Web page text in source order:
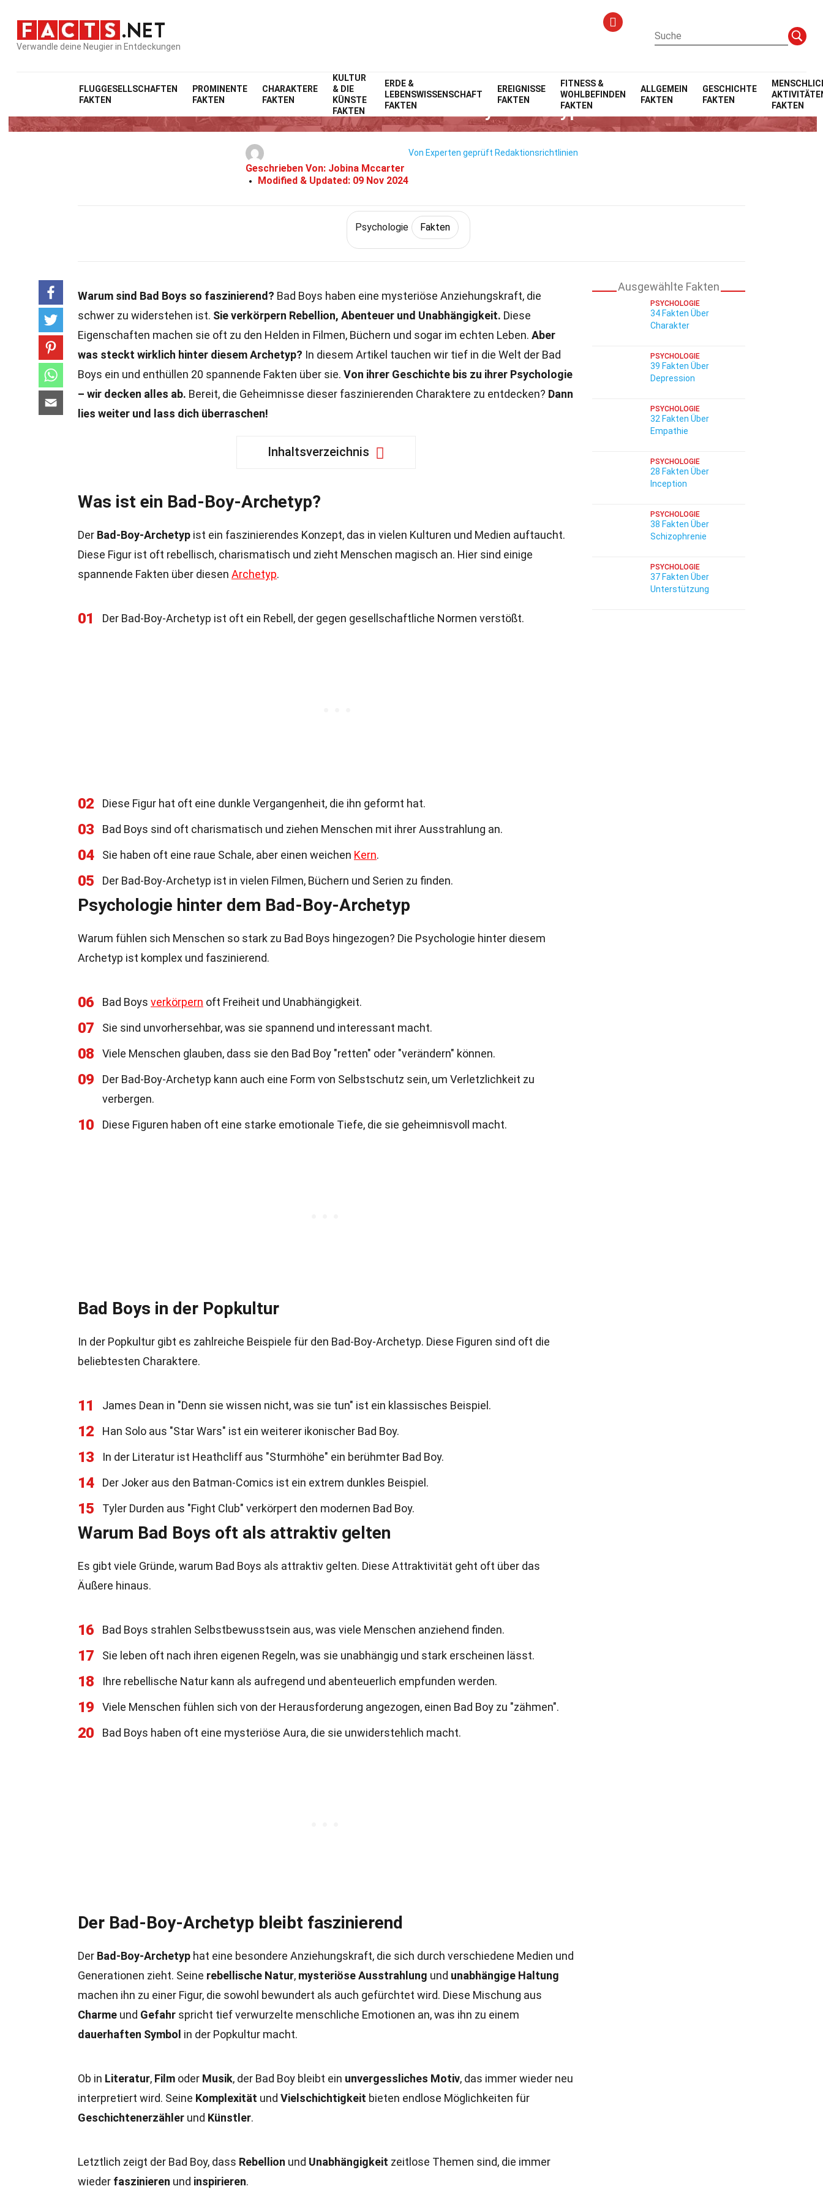
Verwandle deine Neugier in Entdeckungen
FLUGGESELLSCHAFTEN
FAKTEN
PROMINENTE
FAKTEN
CHARAKTERE
FAKTEN
KULTUR
& DIE
KÜNSTE
FAKTEN
ERDE &
LEBENSWISSENSCHAFT
FAKTEN
EREIGNISSE
FAKTEN
FITNESS &
WOHLBEFINDEN
FAKTEN
ALLGEMEIN
FAKTEN
GESCHICHTE
FAKTEN
FAKTEN
Home Fitness & Wohlbefinden PsychologieFakten
20 Fakten Über Den Bad-Boy-Archetyp
Geschrieben Von: Jobina Mccarter
Modified & Updated: 09 Nov 2024
Von Experten geprüft Redaktionsrichtlinien
Psychologie Fakten
Warum sind Bad Boys so faszinierend? Bad Boys haben eine mysteriöse Anziehungskraft, die
schwer zu widerstehen ist. Sie verkörpern Rebellion, Abenteuer und Unabhängigkeit. Diese
Eigenschaften machen sie oft zu den Helden in Filmen, Büchern und sogar im echten Leben. Aber
was steckt wirklich hinter diesem Archetyp? In diesem Artikel tauchen wir tief in die Welt der Bad
Boys ein und enthüllen 20 spannende Fakten über sie. Von ihrer Geschichte bis zu ihrer Psychologie
– wir decken alles ab. Bereit, die Geheimnisse dieser faszinierenden Charaktere zu entdecken? Dann
lies weiter und lass dich überraschen!
Inhaltsverzeichnis
Was ist ein Bad-Boy-Archetyp?
Der Bad-Boy-Archetyp ist ein faszinierendes Konzept, das in vielen Kulturen und Medien auftaucht.
Diese Figur ist oft rebellisch, charismatisch und zieht Menschen magisch an. Hier sind einige
spannende Fakten über diesen Archetyp.
01 Der Bad-Boy-Archetyp ist oft ein Rebell, der gegen gesellschaftliche Normen verstößt.
02 Diese Figur hat oft eine dunkle Vergangenheit, die ihn geformt hat.
03 Bad Boys sind oft charismatisch und ziehen Menschen mit ihrer Ausstrahlung an.
04 Sie haben oft eine raue Schale, aber einen weichen Kern.
05 Der Bad-Boy-Archetyp ist in vielen Filmen, Büchern und Serien zu finden.
Psychologie hinter dem Bad-Boy-Archetyp
Warum fühlen sich Menschen so stark zu Bad Boys hingezogen? Die Psychologie hinter diesem
Archetyp ist komplex und faszinierend.
06 Bad Boys verkörpern oft Freiheit und Unabhängigkeit.
07 Sie sind unvorhersehbar, was sie spannend und interessant macht.
08 Viele Menschen glauben, dass sie den Bad Boy "retten" oder "verändern" können.
09
Der Bad-Boy-Archetyp kann auch eine Form von Selbstschutz sein, um Verletzlichkeit zu
verbergen.
10 Diese Figuren haben oft eine starke emotionale Tiefe, die sie geheimnisvoll macht.
Bad Boys in der Popkultur
In der Popkultur gibt es zahlreiche Beispiele für den Bad-Boy-Archetyp. Diese Figuren sind oft die
beliebtesten Charaktere.
11 James Dean in "Denn sie wissen nicht, was sie tun" ist ein klassisches Beispiel.
12 Han Solo aus "Star Wars" ist ein weiterer ikonischer Bad Boy.
13 In der Literatur ist Heathcliff aus "Sturmhöhe" ein berühmter Bad Boy.
14 Der Joker aus den Batman-Comics ist ein extrem dunkles Beispiel.
15 Tyler Durden aus "Fight Club" verkörpert den modernen Bad Boy.
Warum Bad Boys oft als attraktiv gelten
Es gibt viele Gründe, warum Bad Boys als attraktiv gelten. Diese Attraktivität geht oft über das
Äußere hinaus.
16 Bad Boys strahlen Selbstbewusstsein aus, was viele Menschen anziehend finden.
17 Sie leben oft nach ihren eigenen Regeln, was sie unabhängig und stark erscheinen lässt.
18 Ihre rebellische Natur kann als aufregend und abenteuerlich empfunden werden.
19 Viele Menschen fühlen sich von der Herausforderung angezogen, einen Bad Boy zu "zähmen".
20 Bad Boys haben oft eine mysteriöse Aura, die sie unwiderstehlich macht.
Der Bad-Boy-Archetyp bleibt faszinierend
Der Bad-Boy-Archetyp hat eine besondere Anziehungskraft, die sich durch verschiedene Medien und
Generationen zieht. Seine rebellische Natur, mysteriöse Ausstrahlung und unabhängige Haltung
machen ihn zu einer Figur, die sowohl bewundert als auch gefürchtet wird. Diese Mischung aus
Charme und Gefahr spricht tief verwurzelte menschliche Emotionen an, was ihn zu einem
dauerhaften Symbol in der Popkultur macht.
Ob in Literatur, Film oder Musik, der Bad Boy bleibt ein unvergessliches Motiv, das immer wieder neu
interpretiert wird. Seine Komplexität und Vielschichtigkeit bieten endlose Möglichkeiten für
Geschichtenerzähler und Künstler.
Letztlich zeigt der Bad Boy, dass Rebellion und Unabhängigkeit zeitlose Themen sind, die immer
wieder faszinieren und inspirieren.
Ausgewählte Fakten
PSYCHOLOGIE
34 Fakten Über
Charakter
PSYCHOLOGIE
39 Fakten Über
Depression
PSYCHOLOGIE
32 Fakten Über
Empathie
PSYCHOLOGIE
28 Fakten Über
Inception
PSYCHOLOGIE
38 Fakten Über
Schizophrenie
PSYCHOLOGIE
37 Fakten Über
Unterstützung